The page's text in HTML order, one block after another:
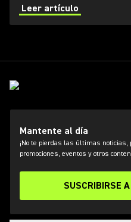
applications. Learn how get the
Digital with the Wireless Workbench
Leer artículo
Mantente al día
¡No te pierdas las últimas noticias,
promociones, eventos y otros
SUSCRIBIRSE